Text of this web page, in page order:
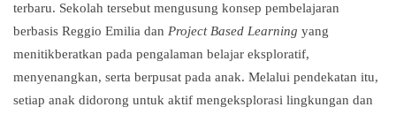
terbaru. Sekolah tersebut mengusung konsep pembelajaran
berbasis Reggio Emilia dan Project Based Learning yang
menitikberatkan pada pengalaman belajar eksploratif,
menyenangkan, serta berpusat pada anak. Melalui pendekatan itu,
setiap anak didorong untuk aktif mengeksplorasi lingkungan dan